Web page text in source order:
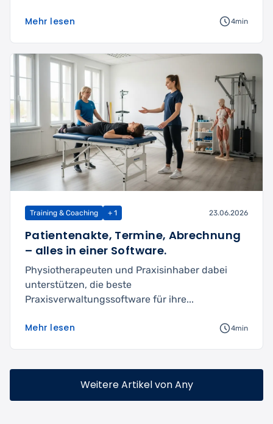
Mehr lesen 4min
Training & Coaching + 1 23.06.2026
Patientenakte, Termine, Abrechnung
– alles in einer Software.
Physiotherapeuten und Praxisinhaber dabei
unterstützen, die beste
Praxisverwaltungssoftware für ihre...
Mehr lesen 4min
Weitere Artikel von Any